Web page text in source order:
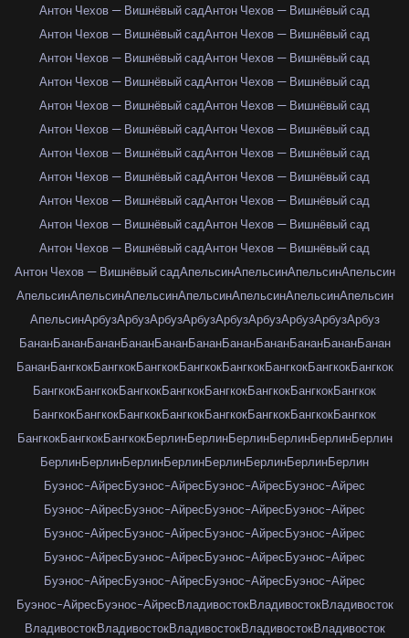
Антон Чехов — Вишнёвый садАнтон Чехов — Вишнёвый сад
Антон Чехов — Вишнёвый садАнтон Чехов — Вишнёвый сад
Антон Чехов — Вишнёвый садАнтон Чехов — Вишнёвый сад
Антон Чехов — Вишнёвый садАнтон Чехов — Вишнёвый сад
Антон Чехов — Вишнёвый садАнтон Чехов — Вишнёвый сад
Антон Чехов — Вишнёвый садАнтон Чехов — Вишнёвый сад
Антон Чехов — Вишнёвый садАнтон Чехов — Вишнёвый сад
Антон Чехов — Вишнёвый садАнтон Чехов — Вишнёвый сад
Антон Чехов — Вишнёвый садАнтон Чехов — Вишнёвый сад
Антон Чехов — Вишнёвый садАнтон Чехов — Вишнёвый сад
Антон Чехов — Вишнёвый садАнтон Чехов — Вишнёвый сад
Антон Чехов — Вишнёвый садАпельсинАпельсинАпельсинАпельсин
АпельсинАпельсинАпельсинАпельсинАпельсинАпельсинАпельсин
АпельсинАрбузАрбузАрбузАрбузАрбузАрбузАрбузАрбузАрбуз
БананБананБананБананБананБананБананБананБананБананБанан
БананБангкокБангкокБангкокБангкокБангкокБангкокБангкокБангкок
БангкокБангкокБангкокБангкокБангкокБангкокБангкокБангкок
БангкокБангкокБангкокБангкокБангкокБангкокБангкокБангкок
БангкокБангкокБангкокБерлинБерлинБерлинБерлинБерлинБерлин
БерлинБерлинБерлинБерлинБерлинБерлинБерлинБерлин
Буэнос-АйресБуэнос-АйресБуэнос-АйресБуэнос-Айрес
Буэнос-АйресБуэнос-АйресБуэнос-АйресБуэнос-Айрес
Буэнос-АйресБуэнос-АйресБуэнос-АйресБуэнос-Айрес
Буэнос-АйресБуэнос-АйресБуэнос-АйресБуэнос-Айрес
Буэнос-АйресБуэнос-АйресБуэнос-АйресБуэнос-Айрес
Буэнос-АйресБуэнос-АйресВладивостокВладивостокВладивосток
ВладивостокВладивостокВладивостокВладивостокВладивосток